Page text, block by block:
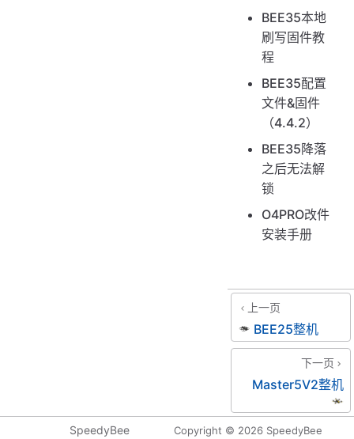
BEE35本地
刷写固件教
程
BEE35配置
文件&固件
（4.4.2）
BEE35降落
之后无法解
锁
O4PRO改件
安装手册
上一页
BEE25整机
下一页
Master5V2整机
SpeedyBee Copyright © 2026 SpeedyBee